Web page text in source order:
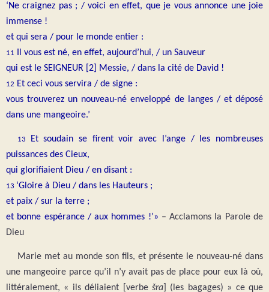
‘Ne craignez pas ; / voici en effet, que je vous annonce une joie
immense !
et qui sera / pour le monde entier :
11
Il vous est né, en effet, aujourd’hui, / un Sauveur
qui est le SEIGNEUR [2] Messie, / dans la cité de David !
12 Et ceci vous servira / de signe :
vous trouverez un nouveau-né enveloppé de langes / et déposé
dans une mangeoire.’
13
Et soudain se firent voir avec l’ange / les nombreuses
puissances des Cieux,
qui glorifiaient Dieu / en disant :
13 ‘Gloire à Dieu / dans les Hauteurs ;
et paix / sur la terre ;
et bonne espérance / aux hommes !’» – Acclamons la Parole de
Dieu
Marie met au monde son fils, et présente le nouveau-né dans
une mangeoire parce qu’il n’y avait pas de place pour eux là où,
littéralement, « ils déliaient [verbe šra ] (les bagages) » ce que